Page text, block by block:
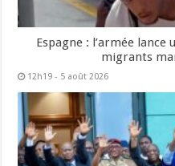
Espagne : l’armée
migrants
12h19 - 5 août 2026